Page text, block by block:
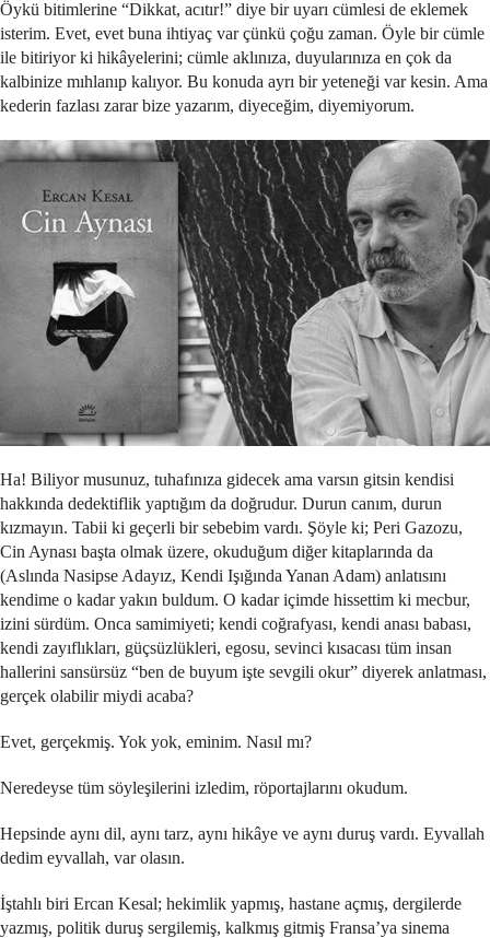
Öykü bitimlerine “Dikkat, acıtır!” diye bir uyarı cümlesi de eklemek
isterim. Evet, evet buna ihtiyaç var çünkü çoğu zaman. Öyle bir cümle
ile bitiriyor ki hikâyelerini; cümle aklınıza, duyularınıza en çok da
kalbinize mıhlanıp kalıyor. Bu konuda ayrı bir yeteneği var kesin. Ama
kederin fazlası zarar bize yazarım, diyeceğim, diyemiyorum.
Ha! Biliyor musunuz, tuhafınıza gidecek ama varsın gitsin kendisi
hakkında dedektiflik yaptığım da doğrudur. Durun canım, durun
kızmayın. Tabii ki geçerli bir sebebim vardı. Şöyle ki; Peri Gazozu,
Cin Aynası başta olmak üzere, okuduğum diğer kitaplarında da
(Aslında Nasipse Adayız, Kendi Işığında Yanan Adam) anlatısını
kendime o kadar yakın buldum. O kadar içimde hissettim ki mecbur,
izini sürdüm. Onca samimiyeti; kendi coğrafyası, kendi anası babası,
kendi zayıflıkları, güçsüzlükleri, egosu, sevinci kısacası tüm insan
hallerini sansürsüz “ben de buyum işte sevgili okur” diyerek anlatması,
gerçek olabilir miydi acaba?
Evet, gerçekmiş. Yok yok, eminim. Nasıl mı?
Neredeyse tüm söyleşilerini izledim, röportajlarını okudum.
Hepsinde aynı dil, aynı tarz, aynı hikâye ve aynı duruş vardı. Eyvallah
dedim eyvallah, var olasın.
İştahlı biri Ercan Kesal; hekimlik yapmış, hastane açmış, dergilerde
yazmış, politik duruş sergilemiş, kalkmış gitmiş Fransa’ya sinema